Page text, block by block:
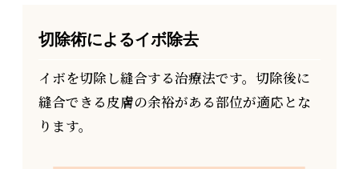
切除術によるイボ除去
イボを切除し縫合する治療法です。切除後に
縫合できる皮膚の余裕がある部位が適応とな
ります。